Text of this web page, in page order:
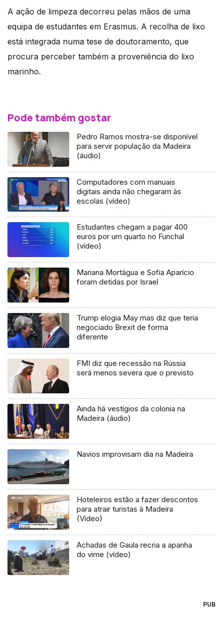
A ação de limpeza decorreu pelas mãos de uma
equipa de estudantes em Erasmus. A recolha de lixo
está integrada numa tese de doutoramento, que
procura perceber também a proveniência do lixo
marinho.
Pode também gostar
Pedro Ramos mostra-se disponível
para servir população da Madeira
(áudio)
Computadores com manuais
digitais ainda não chegaram às
escolas (vídeo)
Estudantes chegam a pagar 400
euros por um quarto no Funchal
(vídeo)
Mariana Mortágua e Sofia Aparício
foram detidas por Israel
Trump elogia May mas diz que teria
negociado Brexit de forma
diferente
FMI diz que recessão na Rússia
será menos severa que o previsto
Ainda há vestígios da colonia na
Madeira (áudio)
Navios improvisam dia na Madeira
Hoteleiros estão a fazer descontos
para atrair turistas à Madeira
(Vídeo)
Achadas de Gaula recria a apanha
do vime (vídeo)
PUB